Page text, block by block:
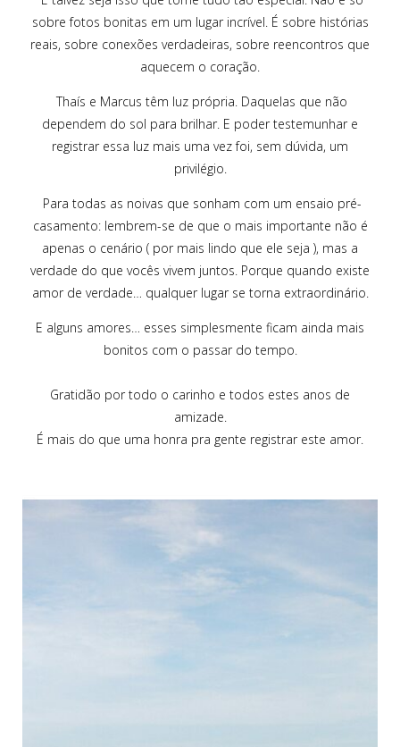
sobre fotos bonitas em um lugar incrível. É sobre histórias
reais, sobre conexões verdadeiras, sobre reencontros que
aquecem o coração.
Thaís e Marcus têm luz própria. Daquelas que não
dependem do sol para brilhar. E poder testemunhar e
registrar essa luz mais uma vez foi, sem dúvida, um
privilégio.
Para todas as noivas que sonham com um ensaio pré-
casamento: lembrem-se de que o mais importante não é
apenas o cenário ( por mais lindo que ele seja ), mas a
verdade do que vocês vivem juntos. Porque quando existe
amor de verdade… qualquer lugar se torna extraordinário.
E alguns amores… esses simplesmente ficam ainda mais
bonitos com o passar do tempo.
Gratidão por todo o carinho e todos estes anos de
amizade.
É mais do que uma honra pra gente registrar este amor.